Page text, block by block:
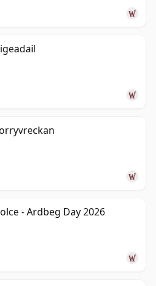
- Ardbeg Day 2026